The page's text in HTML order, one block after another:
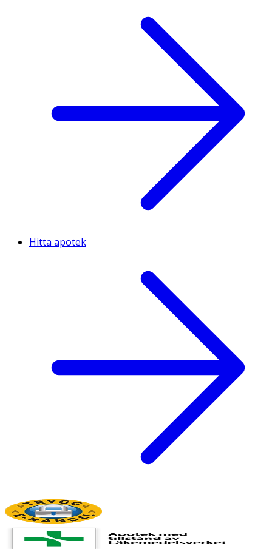
Hitta apotek